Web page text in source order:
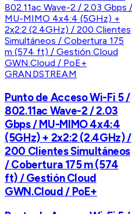
GRANDSTREAM
Punto de Acceso Wi-Fi 5 /
802.11ac Wave-2 / 2.03
Gbps / MU-MIMO 4x4:4
(5GHz) + 2x2:2 (2.4GHz) /
200 Clientes Simultáneos
/ Cobertura 175 m (574
ft) / Gestión Cloud
GWN.Cloud / PoE+